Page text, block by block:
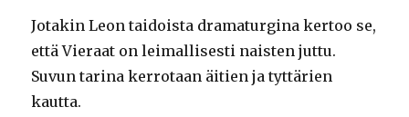
Jotakin Leon taidoista dramaturgina kertoo se,
että Vieraat on leimallisesti naisten juttu.
Suvun tarina kerrotaan äitien ja tyttärien
kautta.